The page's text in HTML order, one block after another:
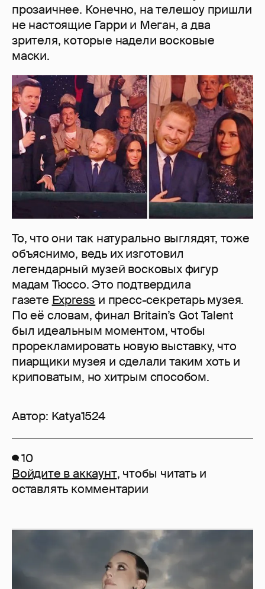
прозаичнее. Конечно, на телешоу пришли
не настоящие Гарри и Меган, а два
зрителя, которые надели восковые
маски.
То, что они так натурально выглядят, тоже
объяснимо, ведь их изготовил
легендарный музей восковых фигур
мадам Тюссо. Это подтвердила
газете Express и пресс-секретарь музея.
По её словам, финал Britain’s Got Talent
был идеальным моментом, чтобы
прорекламировать новую выставку, что
пиарщики музея и сделали таким хоть и
криповатым, но хитрым способом.
Автор: Katya1524
10
Войдите в аккаунт, чтобы читать и
оставлять комментарии